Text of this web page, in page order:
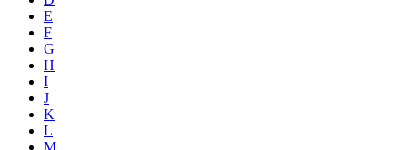
E
F
G
H
I
J
K
L